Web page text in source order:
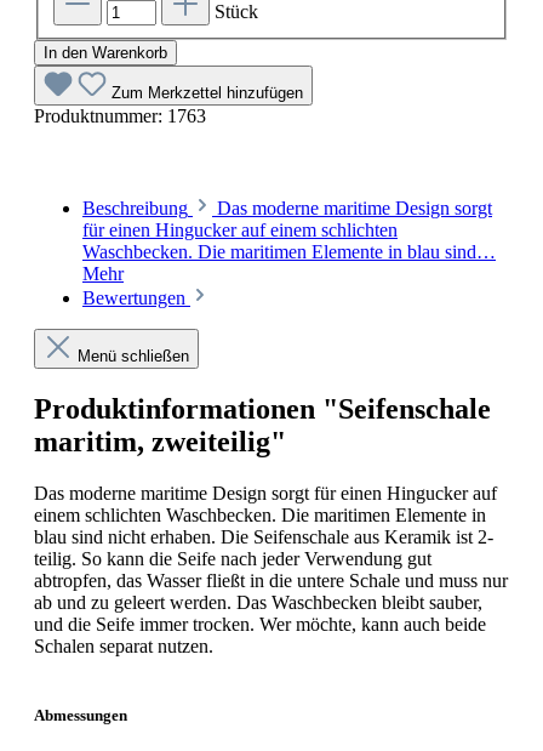
Stück
In den Warenkorb
Zum Merkzettel hinzufügen
Produktnummer: 1763
Beschreibung
Das moderne maritime Design sorgt
für einen Hingucker auf einem schlichten
Waschbecken. Die maritimen Elemente in blau sind…
Mehr
Bewertungen
Menü schließen
Produktinformationen "Seifenschale
maritim, zweiteilig"
Das moderne maritime Design sorgt für einen Hingucker auf
einem schlichten Waschbecken. Die maritimen Elemente in
blau sind nicht erhaben. Die Seifenschale aus Keramik ist 2-
teilig. So kann die Seife nach jeder Verwendung gut
abtropfen, das Wasser fließt in die untere Schale und muss nur
ab und zu geleert werden. Das Waschbecken bleibt sauber,
und die Seife immer trocken. Wer möchte, kann auch beide
Schalen separat nutzen.
Abmessungen